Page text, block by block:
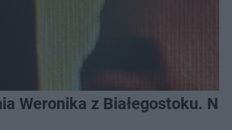
Weronika z Białegostoku.